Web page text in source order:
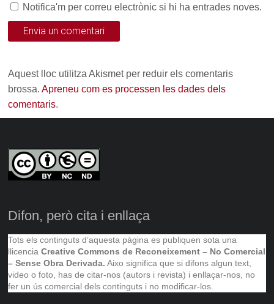
Notifica'm per correu electrònic si hi ha entrades noves.
Aquest lloc utilitza Akismet per reduir els comentaris
brossa.Apreneu com es processen les dades dels
comentaris.
Difon, però cita i enllaça
Tots els continguts d’aquesta pàgina es publiquen sota una
llicenciaCreative Commons de Reconeixement – No Comercial
– Sense Obra Derivada. Aixo significa que si difons algun text,
video o foto, has de citar-nos (autors i revista) i enllaçar-nos, no
fer un ús comercial dels continguts i no modificar-los.